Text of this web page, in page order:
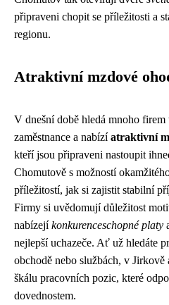
připraveni chopit se příležitosti a
regionu.
Atraktivní mzdové
V dnešní době hledá mnoho
zaměstnance a nabízíatraktivní
kteří jsou připraveni nastoupit
Chomutově s možností
příležitostí, jak si zajistit stabilní
Firmy si uvědomují důležitost
nabízejíkonkurenceschopné platy
nejlepší uchazeče. Ať už hledáte
obchodě nebo službách, v
škálu pracovních pozic, které
dovednostem.